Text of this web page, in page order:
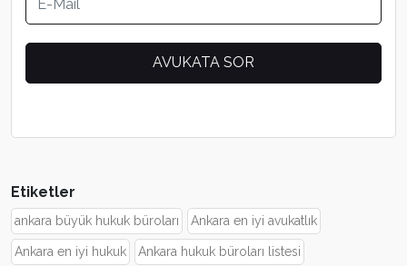
Etiketler
ankara büyük hukuk büroları Ankara en iyi avukatlık
Ankara en iyi hukuk Ankara hukuk büroları listesi